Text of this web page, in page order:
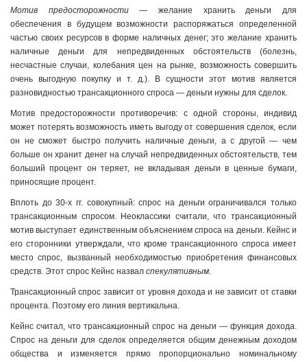
Мотив предосторожности— желание хранить деньги для
обеспечения в будущем возможности распоряжаться определенной
частью своих ресурсов в форме наличных денег; это желание хранить
наличные деньги для непредвиденных обстоятельств (болезнь,
несчастные случаи, колебания цен на рынке, возможность совершить
очень выгодную покупку и т. д.). В сущности этот мотив является
разновидностью трансакционного спроса — деньги нужны для сделок.
Мотив предосторожности противоречив: с одной стороны, индивид
может потерять возможность иметь выгоду от совершения сделок, если
он не сможет быстро получить наличные деньги, а с другой — чем
больше он хранит денег на случай непредвиденных обстоятельств, тем
больший процент он теряет, не вкладывая деньги в ценные бумаги,
приносящие процент.
Вплоть до 30-х гг. совокупный: спрос на деньги ограничивался только
трансакционным спросом. Неоклассики считали, что трансакционный
мотив выступает единственным объяснением спроса на деньги. Кейнс и
его сторонники утверждали, что кроме трансакционного спроса имеет
место спрос, вызванный необходимостью приобретения финансовых
средств. Этот спрос Кейнс назвал спекулятивным.
Трансакционный спрос зависит от уровня дохода и не зависит от ставки
процента. Поэтому его линия вертикальна.
Кейнс считал, что трансакционный спрос на деньги — функция дохода.
Спрос на деньги для сделок определяется общим денежным доходом
общества и изменяется прямо пропорционально номинальному